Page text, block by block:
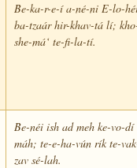
Be-ka-r-e-í a-né-ni E-lo-
ba-tzaár hir-khav-tá lí;
she-má‘ te-fi-la-tí.
Be-néi ish ad meh ke-vo-
máh; te-e-ha-vún rík te-
zav sé-lah.